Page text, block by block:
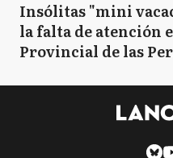
Insólitas "mini
la falta de atención
Provincial de las